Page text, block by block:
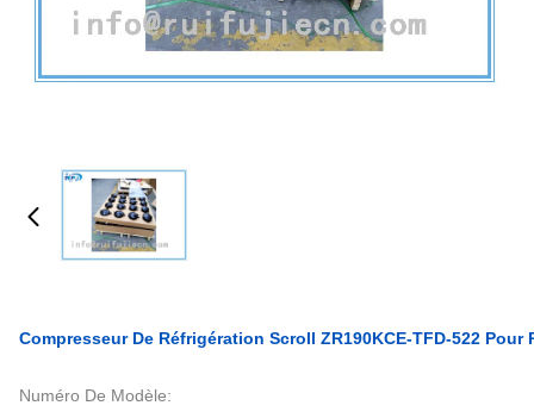
Compresseur De Réfrigération Scroll ZR190KCE-TFD-522 Pour
Numéro De Modèle: